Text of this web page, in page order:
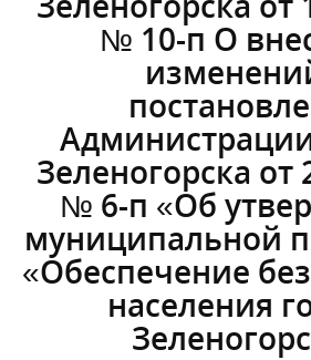
№ 10-п О
Зеленогорска от
№ 6-п «Об
муниципальной
«Обеспечение
населения